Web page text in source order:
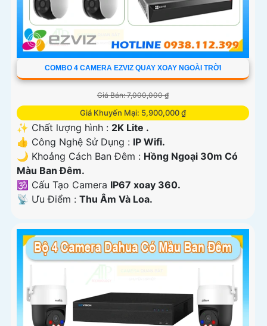
COMBO 4 CAMERA EZVIZ QUAY XOAY NGOÀI TRỜI
Giá Bán: 7,000,000 ₫
Giá Khuyến Mại: 5,900,000 ₫
✨ Chất lượng hình : 2K Lite .
👍 Công Nghệ Sử Dụng : IP Wifi.
🌙 Khoảng Cách Ban Đêm : Hồng Ngoại 30m Có
Màu Ban Ðêm.
🕉️ Cấu Tạo Camera IP67 xoay 360.
️📡 Ưu Điểm : Thu Âm Và Loa.